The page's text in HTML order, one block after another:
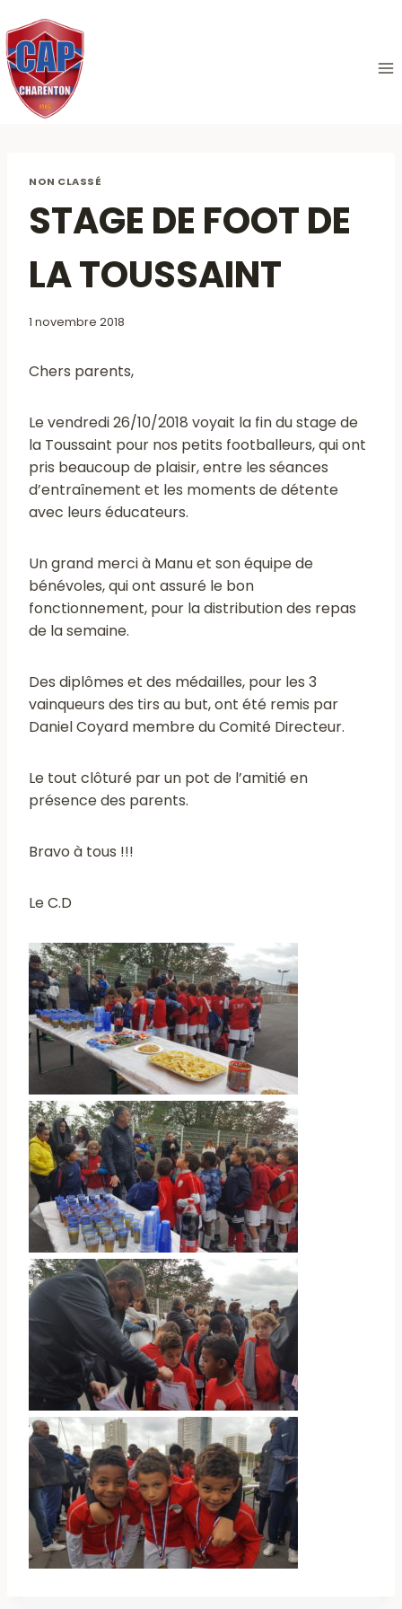
au
contenu
NON CLASSÉ
STAGE DE FOOT DE
LA TOUSSAINT
1 novembre 2018
Chers parents,
Le vendredi 26/10/2018 voyait la fin du stage de
la Toussaint pour nos petits footballeurs, qui ont
pris beaucoup de plaisir, entre les séances
d’entraînement et les moments de détente
avec leurs éducateurs.
Un grand merci à Manu et son équipe de
bénévoles, qui ont assuré le bon
fonctionnement, pour la distribution des repas
de la semaine.
Des diplômes et des médailles, pour les 3
vainqueurs des tirs au but, ont été remis par
Daniel Coyard membre du Comité Directeur.
Le tout clôturé par un pot de l’amitié en
présence des parents.
Bravo à tous !!!
Le C.D